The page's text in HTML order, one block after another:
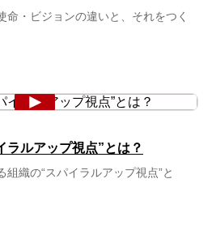
命・ビジョンの違いと、それをつく
ラルアップ視点”とは？
織の“スパイラルアップ視点”と